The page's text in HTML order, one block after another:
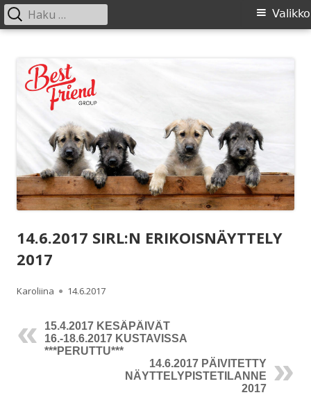
sisältöön
Ensisijainen
Valikko
Haku:
14.6.2017 SIRL:N ERIKOISNÄYTTELY
2017
Kirjoittaja
Karoliina Julkaistu
14.6.2017
15.4.2017 KESÄPÄIVÄT
16.-18.6.2017 KUSTAVISSA
***PERUTTU***
14.6.2017 PÄIVITETTY
NÄYTTELYPISTETILANNE
2017